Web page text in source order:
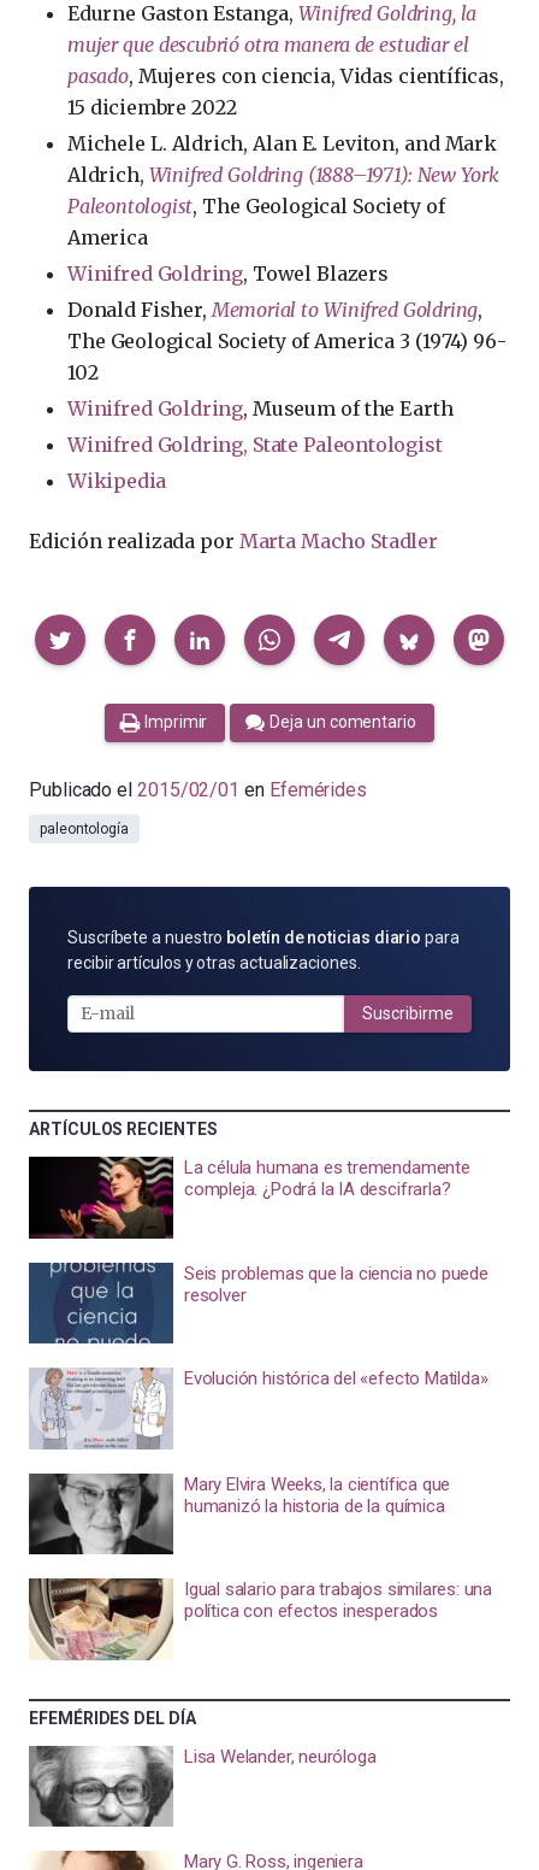
Edurne Gaston Estanga, Winifred Goldring, la
mujer que descubrió otra manera de estudiar el
pasado, Mujeres con ciencia, Vidas científicas,
15 diciembre 2022
Michele L. Aldrich, Alan E. Leviton, and Mark
Aldrich, Winifred Goldring (1888–1971): New York
Paleontologist, The Geological Society of
America
Winifred Goldring, Towel Blazers
Donald Fisher,Memorial to Winifred Goldring,
The Geological Society of America 3 (1974) 96-
102
Winifred Goldring, Museum of the Earth
Winifred Goldring, State Paleontologist
Wikipedia
Edición realizada por Marta Macho Stadler
Compartir
Imprimir Deja un comentario
Publicado el 2015/02/01 en Efemérides
paleontología
SUSCRÍBETE
POR
MAIL
Suscríbete a nuestro boletín de noticias diario para
recibir artículos y otras actualizaciones.
Suscribirme
ARTÍCULOS RECIENTES
La célula humana es tremendamente
compleja. ¿Podrá la IA descifrarla?
Seis problemas que la ciencia no puede
resolver
Evolución histórica del «efecto Matilda»
Mary Elvira Weeks, la científica que
humanizó la historia de la química
Igual salario para trabajos similares: una
política con efectos inesperados
EFEMÉRIDES DEL DÍA
Lisa Welander, neuróloga
Mary G. Ross, ingeniera